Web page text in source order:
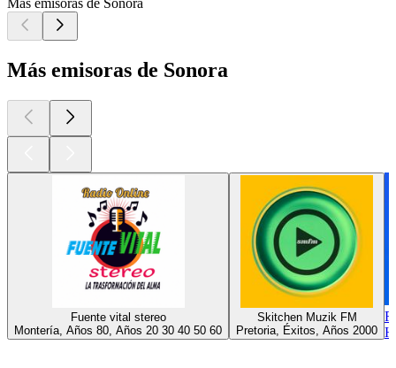
Más emisoras de Sonora
Más emisoras de Sonora
Fuente vital stereo
Montería, Años 80, Años 20 30 40 50 60
Skitchen Muzik FM
Pretoria, Éxitos, Años 2000